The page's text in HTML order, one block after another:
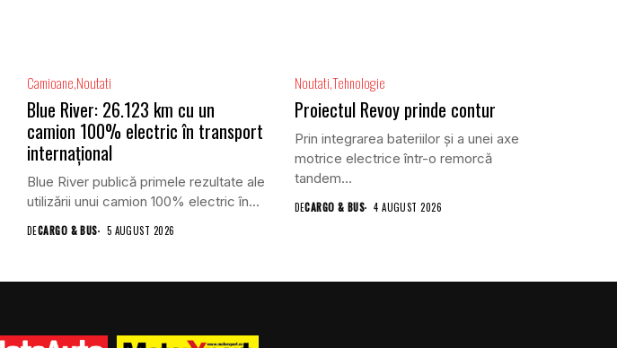
Camioane Noutati
Blue River: 26.123 km cu un
camion 100% electric în transport
internațional
Blue River publică primele rezultate ale
utilizării unui camion 100% electric în...
DECARGO & BUS 5 AUGUST 2026
NoutatiTehnologie
Proiectul Revoy prinde contur
Prin integrarea bateriilor și a unei axe
motrice electrice într-o remorcă
tandem...
DECARGO & BUS 4 AUGUST 2026